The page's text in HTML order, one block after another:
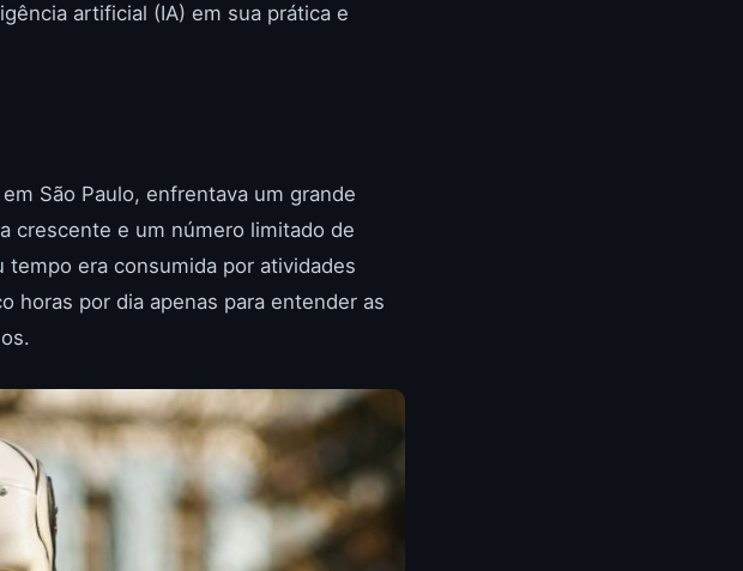
artificial (IA) em sua prática e
São Paulo, enfrentava um grande
crescente e um número limitado de
era consumida por atividades
horas por dia apenas para entender as